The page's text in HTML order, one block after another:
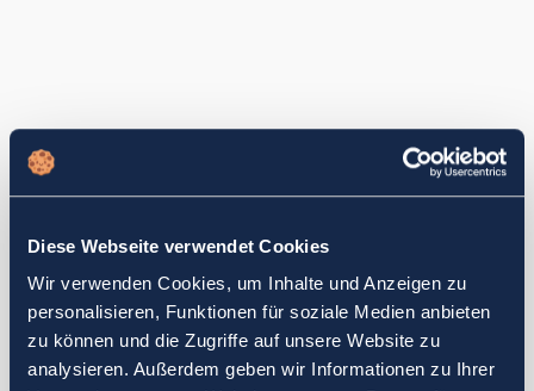
Diese Webseite verwendet Cookies
Wir verwenden Cookies, um Inhalte und Anzeigen zu
personalisieren, Funktionen für soziale Medien anbieten
zu können und die Zugriffe auf unsere Website zu
analysieren. Außerdem geben wir Informationen zu Ihrer